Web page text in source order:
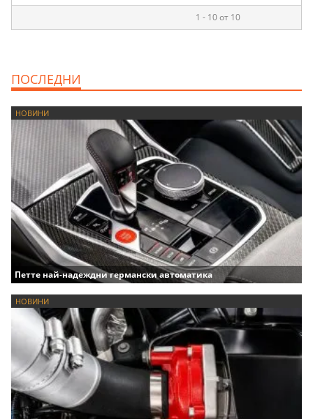
1 - 10 от 10
ПОСЛЕДНИ
НОВИНИ
Петте най-надеждни германски автоматика
НОВИНИ